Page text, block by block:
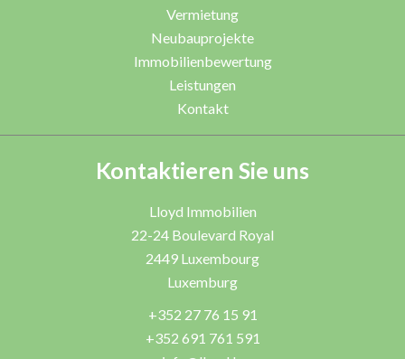
Vermietung
Neubauprojekte
Immobilienbewertung
Leistungen
Kontakt
Kontaktieren Sie uns
Lloyd Immobilien
22-24 Boulevard Royal
2449 Luxembourg
Luxemburg
+352 27 76 15 91
+352 691 761 591